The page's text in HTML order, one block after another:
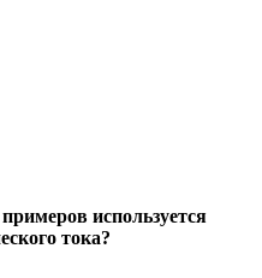
используется
тока?